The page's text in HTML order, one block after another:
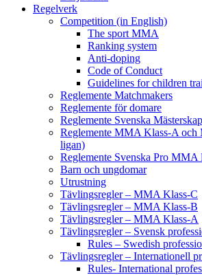
Regelverk
Competition (in English)
The sport MMA
Ranking system
Anti-doping
Code of Conduct
Guidelines for children
Reglemente Matchmakers
Reglemente för domare
Reglemente Svenska
Reglemente MMA Klass-A
ligan)
Reglemente Svenska Pro MMA
Barn och ungdomar
Utrustning
Tävlingsregler – MMA Klass-C
Tävlingsregler – MMA Klass-B
Tävlingsregler – MMA Klass-A
Tävlingsregler – Svensk
Rules – Swedish
Tävlingsregler – Internationell
Rules- International